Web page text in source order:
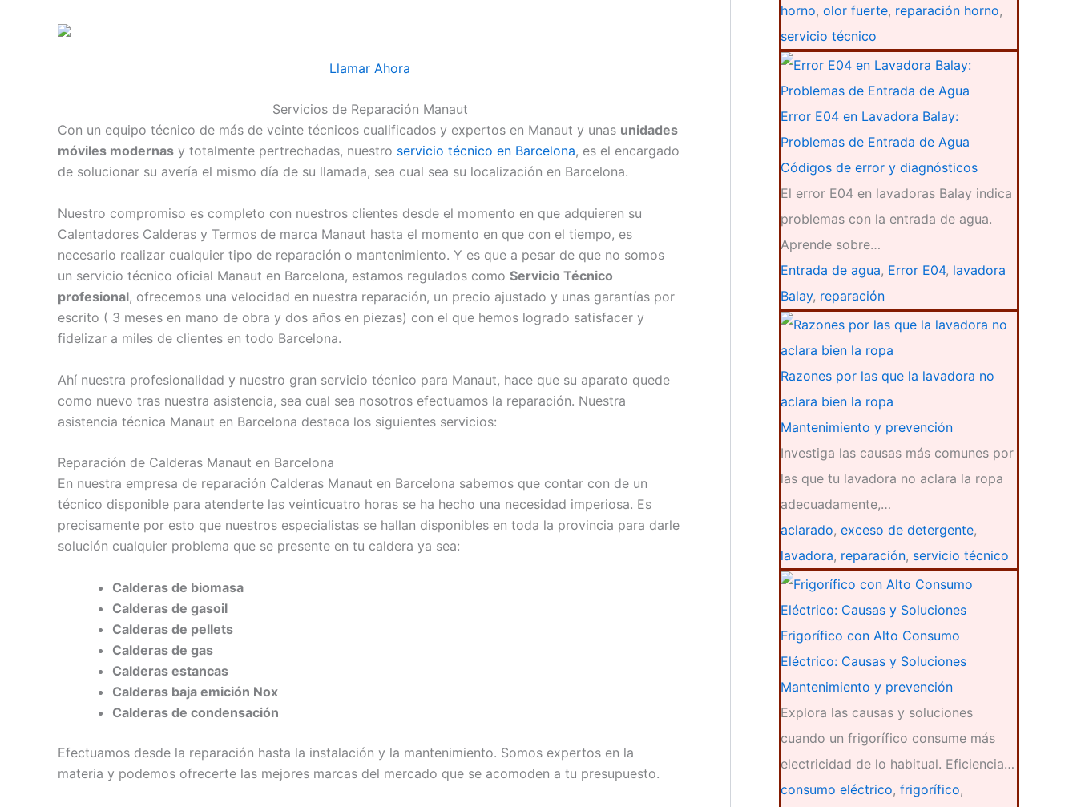
Llamar Ahora
Servicios de Reparación Manaut
Con un equipo técnico de más de veinte técnicos cualificados y expertos en Manaut y unas unidades
móviles modernas y totalmente pertrechadas, nuestro servicio técnico en Barcelona, es el encargado
de solucionar su avería el mismo día de su llamada, sea cual sea su localización en Barcelona.
Nuestro compromiso es completo con nuestros clientes desde el momento en que adquieren su
Calentadores Calderas y Termos de marca Manaut hasta el momento en que con el tiempo, es
necesario realizar cualquier tipo de reparación o mantenimiento. Y es que a pesar de que no somos
un servicio técnico oficial Manaut en Barcelona, estamos regulados como Servicio Técnico
profesional, ofrecemos una velocidad en nuestra reparación, un precio ajustado y unas garantías por
escrito ( 3 meses en mano de obra y dos años en piezas) con el que hemos logrado satisfacer y
fidelizar a miles de clientes en todo Barcelona.
Ahí nuestra profesionalidad y nuestro gran servicio técnico para Manaut, hace que su aparato quede
como nuevo tras nuestra asistencia, sea cual sea nosotros efectuamos la reparación. Nuestra
asistencia técnica Manaut en Barcelona destaca los siguientes servicios:
Reparación de Calderas Manaut en Barcelona
En nuestra empresa de reparación Calderas Manaut en Barcelona sabemos que contar con de un
técnico disponible para atenderte las veinticuatro horas se ha hecho una necesidad imperiosa. Es
precisamente por esto que nuestros especialistas se hallan disponibles en toda la provincia para darle
solución cualquier problema que se presente en tu caldera ya sea:
Calderas de biomasa
Calderas de gasoil
Calderas de pellets
Calderas de gas
Calderas estancas
Calderas baja emición Nox
Calderas de condensación
Efectuamos desde la reparación hasta la instalación y la mantenimiento. Somos expertos en la
materia y podemos ofrecerte las mejores marcas del mercado que se acomoden a tu presupuesto.
horno, olor fuerte, reparación horno,
servicio técnico
Error E04 en Lavadora Balay:
Problemas de Entrada de Agua
Códigos de error y diagnósticos
El error E04 en lavadoras Balay indica
problemas con la entrada de agua.
Aprende sobre…
Entrada de agua, Error E04, lavadora
Balay, reparación
Razones por las que la lavadora no
aclara bien la ropa
Mantenimiento y prevención
Investiga las causas más comunes por
las que tu lavadora no aclara la ropa
adecuadamente,…
aclarado, exceso de detergente,
lavadora, reparación, servicio técnico
Frigorífico con Alto Consumo
Eléctrico: Causas y Soluciones
Mantenimiento y prevención
Explora las causas y soluciones
cuando un frigorífico consume más
electricidad de lo habitual. Eficiencia…
consumo eléctrico, frigorífico,